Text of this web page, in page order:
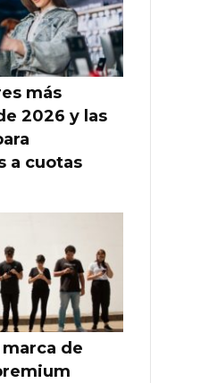
más
2026 y las
a cuotas
marca de